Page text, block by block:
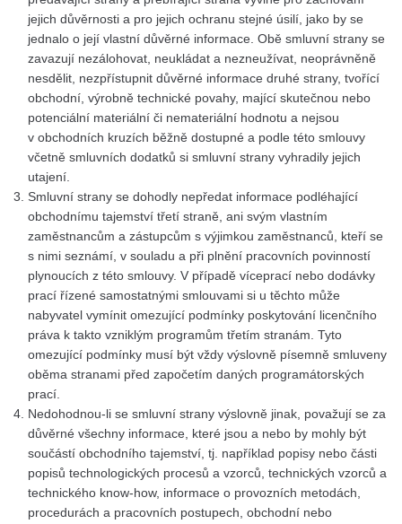
jejich důvěrnosti a pro jejich ochranu stejné úsilí, jako by se
jednalo o její vlastní důvěrné informace. Obě smluvní strany se
zavazují nezálohovat, neukládat a nezneužívat, neoprávněně
nesdělit, nezpřístupnit důvěrné informace druhé strany, tvořící
obchodní, výrobně technické povahy, mající skutečnou nebo
potenciální materiální či nemateriální hodnotu a nejsou
v obchodních kruzích běžně dostupné a podle této smlouvy
včetně smluvních dodatků si smluvní strany vyhradily jejich
utajení.
Smluvní strany se dohodly nepředat informace podléhající
obchodnímu tajemství třetí straně, ani svým vlastním
zaměstnancům a zástupcům s výjimkou zaměstnanců, kteří se
s nimi seznámí, v souladu a při plnění pracovních povinností
plynoucích z této smlouvy. V případě víceprací nebo dodávky
prací řízené samostatnými smlouvami si u těchto může
nabyvatel vymínit omezující podmínky poskytování licenčního
práva k takto vzniklým programům třetím stranám. Tyto
omezující podmínky musí být vždy výslovně písemně smluveny
oběma stranami před započetím daných programátorských
prací.
Nedohodnou-li se smluvní strany výslovně jinak, považují se za
důvěrné všechny informace, které jsou a nebo by mohly být
součástí obchodního tajemství, tj. například popisy nebo části
popisů technologických procesů a vzorců, technických vzorců a
technického know-how, informace o provozních metodách,
procedurách a pracovních postupech, obchodní nebo